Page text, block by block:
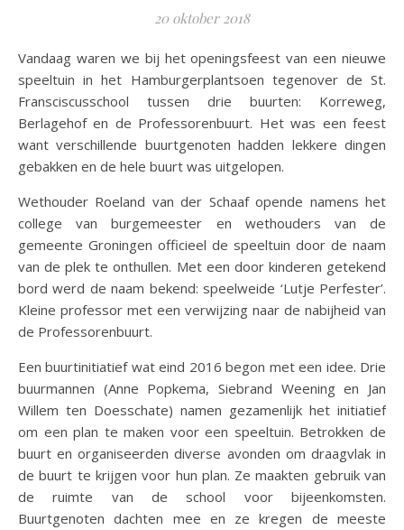
20 oktober 2018
Vandaag waren we bij het openingsfeest van een nieuwe
speeltuin in het Hamburgerplantsoen tegenover de St.
Fransciscusschool tussen drie buurten: Korreweg,
Berlagehof en de Professorenbuurt. Het was een feest
want verschillende buurtgenoten hadden lekkere dingen
gebakken en de hele buurt was uitgelopen.
Wethouder Roeland van der Schaaf opende namens het
college van burgemeester en wethouders van de
gemeente Groningen officieel de speeltuin door de naam
van de plek te onthullen. Met een door kinderen getekend
bord werd de naam bekend: speelweide ‘Lutje Perfester’.
Kleine professor met een verwijzing naar de nabijheid van
de Professorenbuurt.
Een buurtinitiatief wat eind 2016 begon met een idee. Drie
buurmannen (Anne Popkema, Siebrand Weening en Jan
Willem ten Doesschate) namen gezamenlijk het initiatief
om een plan te maken voor een speeltuin. Betrokken de
buurt en organiseerden diverse avonden om draagvlak in
de buurt te krijgen voor hun plan. Ze maakten gebruik van
de ruimte van de school voor bijeenkomsten.
Buurtgenoten dachten mee en ze kregen de meeste